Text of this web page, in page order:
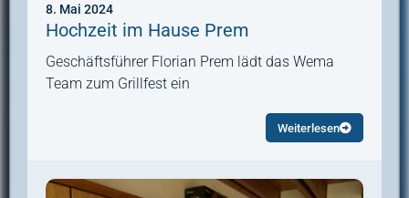
8. Mai 2024
Hochzeit im Hause Prem
Geschäftsführer Florian Prem lädt das Wema
Team zum Grillfest ein
Weiterlesen